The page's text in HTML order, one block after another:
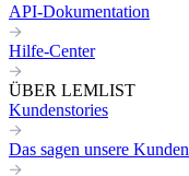
API-Dokumentation
Hilfe-Center
ÜBER LEMLIST
Kundenstories
Das sagen unsere Kunden